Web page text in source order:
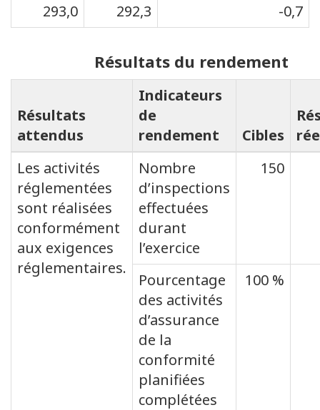
293,0
292,3 -0,7
Résultats du rendement
Résultats
attendus
Indicateurs
de
rendement
Cibles
Les activités
réglementées
sont réalisées
conformément
aux exigences
réglementaires.
Nombre
d’inspections
effectuées
durant
l’exercice
150
Pourcentage
des activités
d’assurance
de la
conformité
planifiées
complétées
100 %